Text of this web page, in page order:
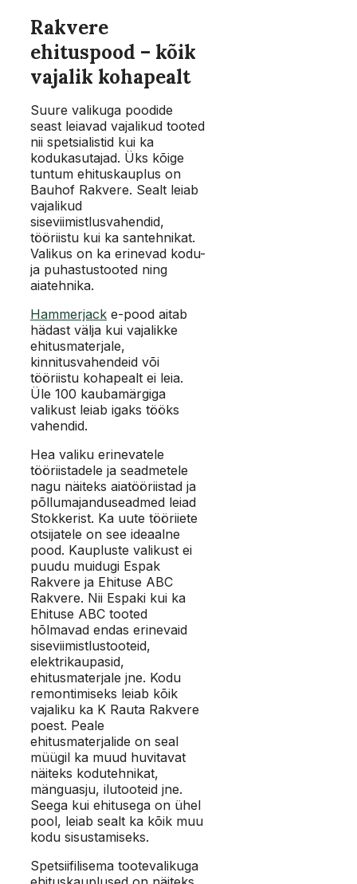
Rakvere
ehituspood – kõik
vajalik kohapealt
Suure valikuga poodide
seast leiavad vajalikud tooted
nii spetsialistid kui ka
kodukasutajad. Üks kõige
tuntum ehituskauplus on
Bauhof Rakvere. Sealt leiab
vajalikud
siseviimistlusvahendid,
tööriistu kui ka santehnikat.
Valikus on ka erinevad kodu-
ja puhastustooted ning
aiatehnika.
Hammerjack e-pood aitab
hädast välja kui vajalikke
ehitusmaterjale,
kinnitusvahendeid või
tööriistu kohapealt ei leia.
Üle 100 kaubamärgiga
valikust leiab igaks tööks
vahendid.
Hea valiku erinevatele
tööriistadele ja seadmetele
nagu näiteks aiatööriistad ja
põllumajanduseadmed leiad
Stokkerist. Ka uute tööriiete
otsijatele on see ideaalne
pood. Kaupluste valikust ei
puudu muidugi Espak
Rakvere ja Ehituse ABC
Rakvere. Nii Espaki kui ka
Ehituse ABC tooted
hõlmavad endas erinevaid
siseviimistlustooteid,
elektrikaupasid,
ehitusmaterjale jne. Kodu
remontimiseks leiab kõik
vajaliku ka K Rauta Rakvere
poest. Peale
ehitusmaterjalide on seal
müügil ka muud huvitavat
näiteks kodutehnikat,
mänguasju, ilutooteid jne.
Seega kui ehitusega on ühel
pool, leiab sealt ka kõik muu
kodu sisustamiseks.
Spetsiifilisema tootevalikuga